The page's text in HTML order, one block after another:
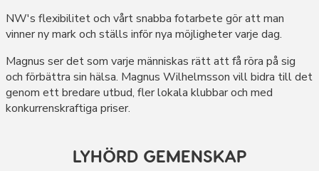
NW's flexibilitet och vårt snabba fotarbete gör att man
vinner ny mark och ställs inför nya möjligheter varje dag.
Magnus ser det som varje människas rätt att få röra på sig
och förbättra sin hälsa. Magnus Wilhelmsson vill bidra till det
genom ett bredare utbud, fler lokala klubbar och med
konkurrenskraftiga priser.
LYHÖRD GEMENSKAP